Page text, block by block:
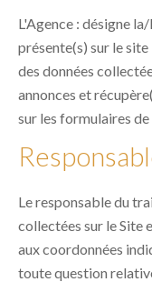
L'Agence : désigne
présente(s) sur le
des données
annonces et
sur les formulaires
Le responsable du
collectées sur le Site
aux coordonnées
toute question